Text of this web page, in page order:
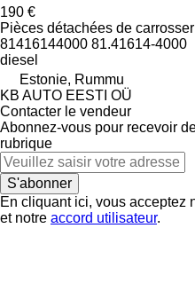
190 €
Pièces détachées de
81416144000 81.41614-4000
diesel
Estonie, Rummu
KB AUTO EESTI OÜ
Contacter le vendeur
Abonnez-vous pour recevoir
rubrique
S'abonner
En cliquant ici, vous acceptez
et notre accord utilisateur.